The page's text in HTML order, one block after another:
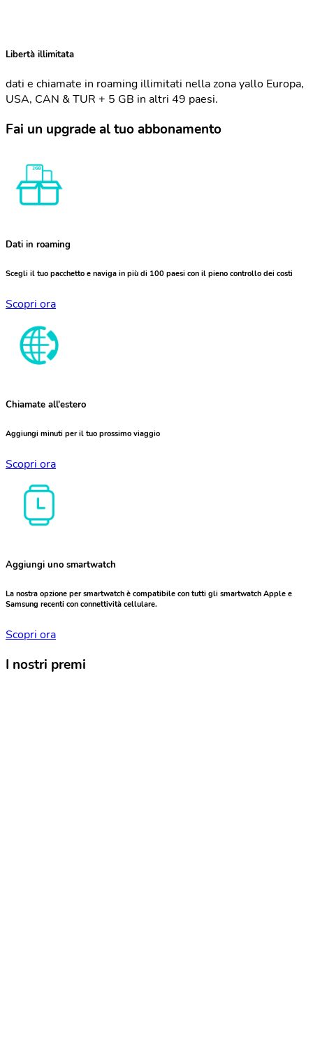
Libertà illimitata
dati e chiamate in roaming illimitati nella zona yallo Europa,
USA, CAN & TUR + 5 GB in altri 49 paesi.
Fai un upgrade al tuo abbonamento
Dati in roaming
Scegli il tuo pacchetto e naviga in più di 100 paesi con il pieno controllo dei costi
Scopri ora
Chiamate all'estero
Aggiungi minuti per il tuo prossimo viaggio
Scopri ora
Aggiungi uno smartwatch
La nostra opzione per smartwatch è compatibile con tutti gli smartwatch Apple e
Samsung recenti con connettività cellulare.
Scopri ora
I nostri premi